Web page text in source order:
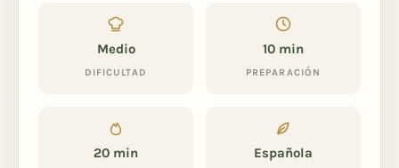
Medio
DIFICULTAD
10 min
PREPARACIÓN
20 min Española